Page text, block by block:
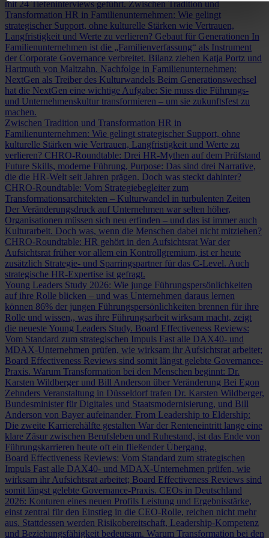
mit 24 Tiefeninterviews geführt.Zwischen Tradition und
Transformation HR in Familienunternehmen: Wie gelingt
strategischer Support, ohne kulturelle Stärken wie Vertrauen,
Langfristigkeit und Werte zu verlieren? Gebaut für Generationen In
Familienunternehmen ist die „Familienverfassung“ als Instrument
der Corporate Governance verbreitet. Bilanz ziehen Katja Portz und
Hartmuth von Maltzahn. Nachfolge in Familienunternehmen:
NextGen als Treiber des Kulturwandels Beim Generationswechsel
hat die NextGen eine wichtige Aufgabe: Sie muss die Führungs-
und Unternehmenskultur transformieren – um sie zukunftsfest zu
machen.
Zwischen Tradition und Transformation HR in
Familienunternehmen: Wie gelingt strategischer Support, ohne
kulturelle Stärken wie Vertrauen, Langfristigkeit und Werte zu
verlieren? CHRO-Roundtable: Drei HR-Mythen auf dem Prüfstand
Future Skills, moderne Führung, Purpose: Das sind drei Narrative,
die die HR-Welt seit Jahren prägen. Doch was steckt dahinter?
CHRO-Roundtable: Vom Strategiebegleiter zum
Transformationsarchitekten – Kulturwandel in turbulenten Zeiten
Der Veränderungsdruck auf Unternehmen war selten höher,
Organisationen müssen sich neu erfinden – und das ist immer auch
Kulturarbeit. Doch was, wenn die Menschen dabei nicht mitziehen?
CHRO-Roundtable: HR gehört in den Aufsichtsrat War der
Aufsichtsrat früher vor allem ein Kontrollgremium, ist er heute
zusätzlich Strategie- und Sparringspartner für das C-Level. Auch
strategische HR-Expertise ist gefragt.
Young Leaders Study 2026: Wie junge Führungspersönlichkeiten
auf ihre Rolle blicken – und was Unternehmen daraus lernen
können 86% der jungen Führungspersönlichkeiten brennen für ihre
Rolle und wissen,, was ihre Führungsarbeit wirksam macht, zeigt
die neueste Young Leaders Study. Board Effectiveness Reviews:
Vom Standard zum strategischen Impuls Fast alle DAX40- und
MDAX-Unternehmen prüfen, wie wirksam ihr Aufsichtsrat arbeitet;
Board Effectiveness Reviews sind somit längst gelebte Governance-
Praxis. Warum Transformation bei den Menschen beginnt: Dr.
Karsten Wildberger und Bill Anderson über Veränderung Bei Egon
Zehnders Veranstaltung in Düsseldorf trafen Dr. Karsten Wildberger,
Bundesminister für Digitales und Staatsmodernisierung, und Bill
Anderson von Bayer aufeinander. From Leadership to Eldership:
Die zweite Karrierehälfte gestalten War der Renteneintritt lange eine
klare Zäsur zwischen Berufsleben und Ruhestand, ist das Ende von
Führungskarrieren heute oft ein fließender Übergang.
Board Effectiveness Reviews: Vom Standard zum strategischen
Impuls Fast alle DAX40- und MDAX-Unternehmen prüfen, wie
wirksam ihr Aufsichtsrat arbeitet; Board Effectiveness Reviews sind
somit längst gelebte Governance-Praxis. CEOs in Deutschland
2026: Konturen eines neuen Profils Leistung und Ergebnisstärke,
einst zentral für den Einstieg in die CEO-Rolle, reichen nicht mehr
aus. Stattdessen werden Risikobereitschaft, Leadership-Kompetenz
und Beziehungsfähigkeit bedeutsam. Warum Transformation bei den